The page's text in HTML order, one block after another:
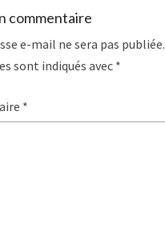
commentaire
e-mail ne sera pas publiée.
sont indiqués avec *
*